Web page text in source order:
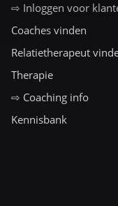
⇨ Inloggen voor
Coaches vinden
Relatietherapeut
Therapie
⇨ Coaching info
Kennisbank